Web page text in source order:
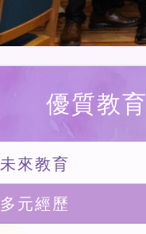
優質教育
未來教育
多元經歷